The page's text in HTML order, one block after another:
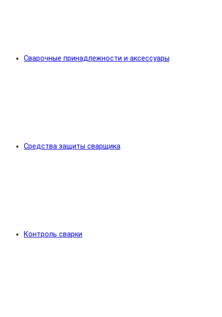
Сварочные принадлежности и аксессуары
Средства защиты сварщика
Контроль сварки